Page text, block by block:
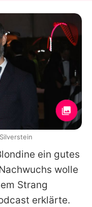
ein gutes
wolle
Strang
erklärte.